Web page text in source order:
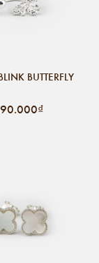
BUTTERFLY